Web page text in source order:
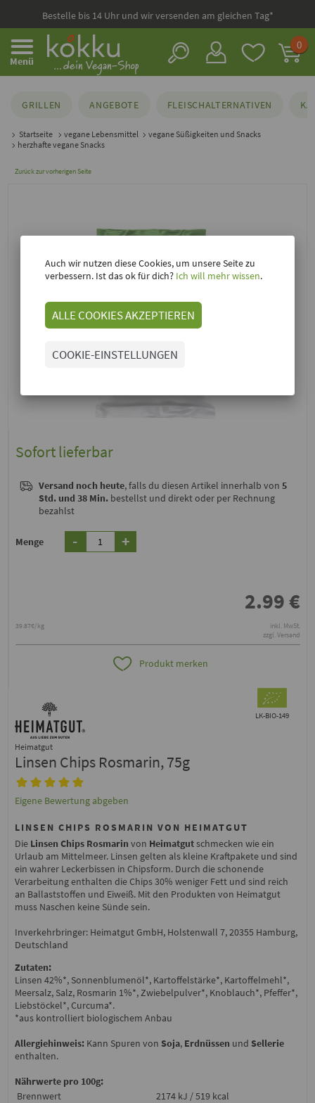
Bestelle bis 14 Uhr und wir versenden am gleichen Tag*
Menü
0
GRILLEN ANGEBOTE FLEISCHALTERNATIVEN
Startseite vegane Lebensmittel
vegane Süßigkeiten und Snacks
herzhafte vegane Snacks
Zurück zur vorherigen Seite
Sofort lieferbar
Versand noch heute, falls du diesen Artikel innerhalb von5
Std. und 38 Min. bestellst und direkt oder per Rechnung
bezahlst
Menge - +
2.99€
39.87€/kg
inkl. MwSt.
zzgl. Versand
Produkt merken
LK-BIO-149
Heimatgut
Linsen Chips Rosmarin, 75g
Eigene Bewertung abgeben
LINSEN CHIPS ROSMARIN VON HEIMATGUT
Die Linsen Chips Rosmarin von Heimatgutschmecken wie ein
Urlaub am Mittelmeer. Linsen gelten als kleine Kraftpakete und sind
ein wahrer Leckerbissen in Chipsform. Durch die schonende
Verarbeitung enthalten die Chips 30% weniger Fett und sind reich
an Ballaststoffen und Eiweiß. Mit den Produkten von Heimatgut
muss Naschen keine Sünde sein.
Inverkehrbringer: Heimatgut GmbH, Holstenwall 7, 20355 Hamburg,
Deutschland
Zutaten:
Linsen 42%*, Sonnenblumenöl*, Kartoffelstärke*, Kartoffelmehl*,
Meersalz, Salz, Rosmarin 1%*, Zwiebelpulver*, Knoblauch*, Pfeffer*,
Liebstöckel*, Curcuma*.
*aus kontrolliert biologischem Anbau
Allergiehinweis: Kann Spuren von Soja, Erdnüssen und Sellerie
enthalten.
Nährwerte pro 100g:
Brennwert
2174 kJ / 519 kcal
Auch wir nutzen diese Cookies, um unsere Seite zu
verbessern. Ist das ok für dich? Ich will mehr wissen.
ALLE COOKIES AKZEPTIEREN
COOKIE-EINSTELLUNGEN